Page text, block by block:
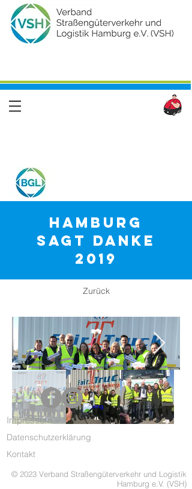
Hamburg
sagt Danke
2019
Zurück
Impressum
Datenschutzerklärung
Kontakt
© 2023 Verband Straßengüterverkehr und Logistik
Hamburg e.V. (VSH)